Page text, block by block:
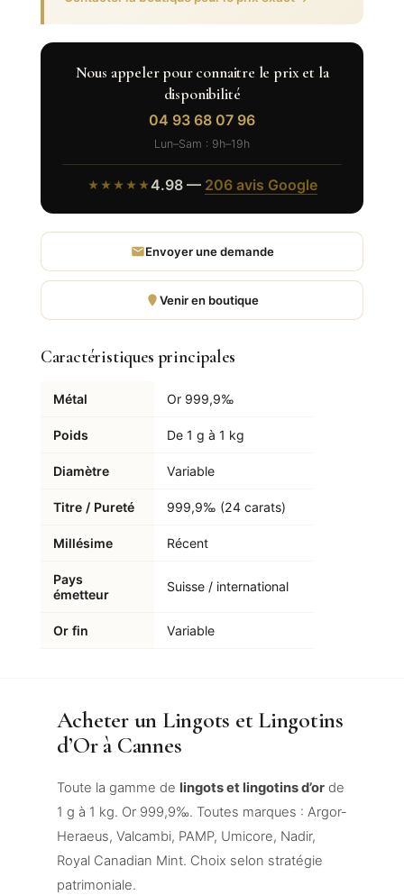
Nous appeler pour connaitre le prix et la
disponibilité
04 93 68 07 96
Lun–Sam : 9h–19h
★★★★★ 4.98 — 206 avis Google
Envoyer une demande
Venir en boutique
Caractéristiques principales
Métal Or 999,9‰
Poids De 1 g à 1 kg
Diamètre Variable
Titre / Pureté 999,9‰ (24 carats)
Millésime Récent
Pays
émetteur
Suisse / international
Or fin Variable
Acheter un Lingots et Lingotins
d’Or à Cannes
Toute la gamme de lingots et lingotins d’orde
1 g à 1 kg. Or 999,9‰. Toutes marques : Argor-
Heraeus, Valcambi, PAMP, Umicore, Nadir,
Royal Canadian Mint. Choix selon stratégie
patrimoniale.